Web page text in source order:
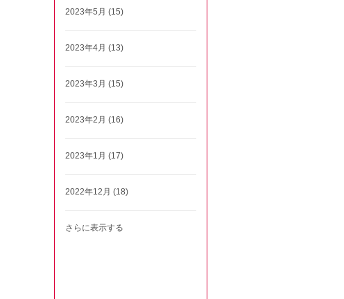
2023年5月 (15)
2023年4月 (13)
2023年3月 (15)
2023年2月 (16)
2023年1月 (17)
2022年12月 (18)
さらに表示する